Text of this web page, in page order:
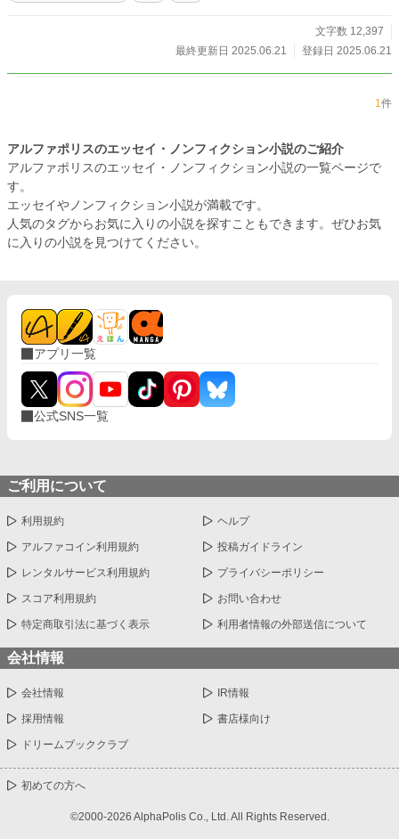
文字数 12,397
最終更新日 2025.06.21
登録日 2025.06.21
1件
アルファポリスのエッセイ・ノンフィクション小説のご紹介
アルファポリスのエッセイ・ノンフィクション小説の一覧ページで
す。
エッセイやノンフィクション小説が満載です。
人気のタグからお気に入りの小説を探すこともできます。ぜひお気
に入りの小説を見つけてください。
アプリ一覧
公式SNS一覧
ご利用について
利用規約 ヘルプ
アルファコイン利用規約 投稿ガイドライン
レンタルサービス利用規約 プライバシーポリシー
スコア利用規約 お問い合わせ
特定商取引法に基づく表示 利用者情報の外部送信について
会社情報
会社情報 IR情報
採用情報 書店様向け
ドリームブッククラブ
初めての方へ
©2000-2026 AlphaPolis Co., Ltd. All Rights Reserved.